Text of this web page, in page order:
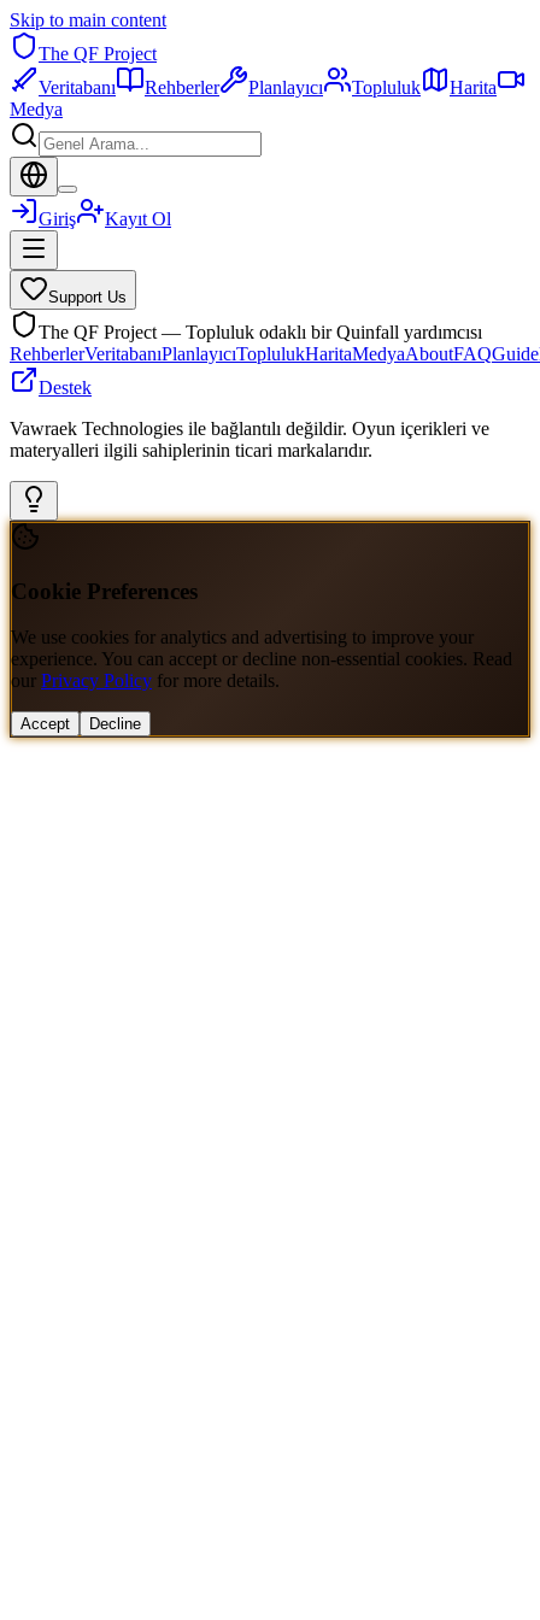
Skip to main content
The QF Project
Veritabanı
Rehberler Planlayıcı Topluluk
Harita
Medya
Giriş Kayıt Ol
Support Us
The QF Project — Topluluk odaklı bir Quinfall yardımcısı
RehberlerVeritabanıPlanlayıcıToplulukHaritaMedyaAboutFAQ
Destek
Vawraek Technologies ile bağlantılı değildir. Oyun içerikleri ve
materyalleri ilgili sahiplerinin ticari markalarıdır.
Cookie Preferences
We use cookies for analytics and advertising to improve your
experience. You can accept or decline non-essential cookies. Read
our Privacy Policy for more details.
Accept Decline